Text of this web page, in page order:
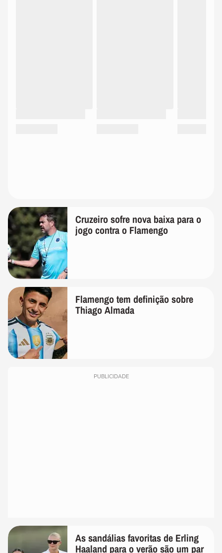
Cruzeiro sofre nova baixa para o
jogo contra o Flamengo
Flamengo tem definição sobre
Thiago Almada
PUBLICIDADE
As sandálias favoritas de Erling
Haaland para o verão são um par